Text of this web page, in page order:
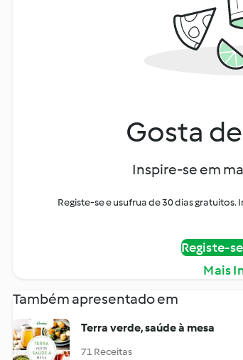
Gosta
Inspire-se em
Registe-se e usufrua de 30 dias
Registe-
Mais
Também apresentado em
Terra verde, saúde à mesa
71 Receitas